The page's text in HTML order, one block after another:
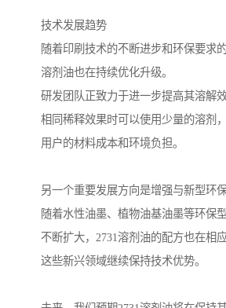
技术发展趋势
随着印刷技术的不断进步和环保要求
溶剂油也在持续优化升级。
研发团队正致力于进一步提高其溶解
相同稀释效果时可以使用少量的溶剂
用户的材料成本和环境负担。
另一个重要发展方向是增强与新型环
随着水性油墨、植物油基油墨等环保
不断扩大，2731溶剂油的配方也在相
这些新兴领域继续保持技术优势。